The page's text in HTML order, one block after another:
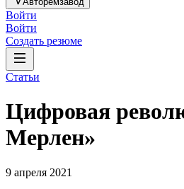
Войти
Войти
Создать резюме
Статьи
Цифровая
Мерлен»
9 апреля 2021